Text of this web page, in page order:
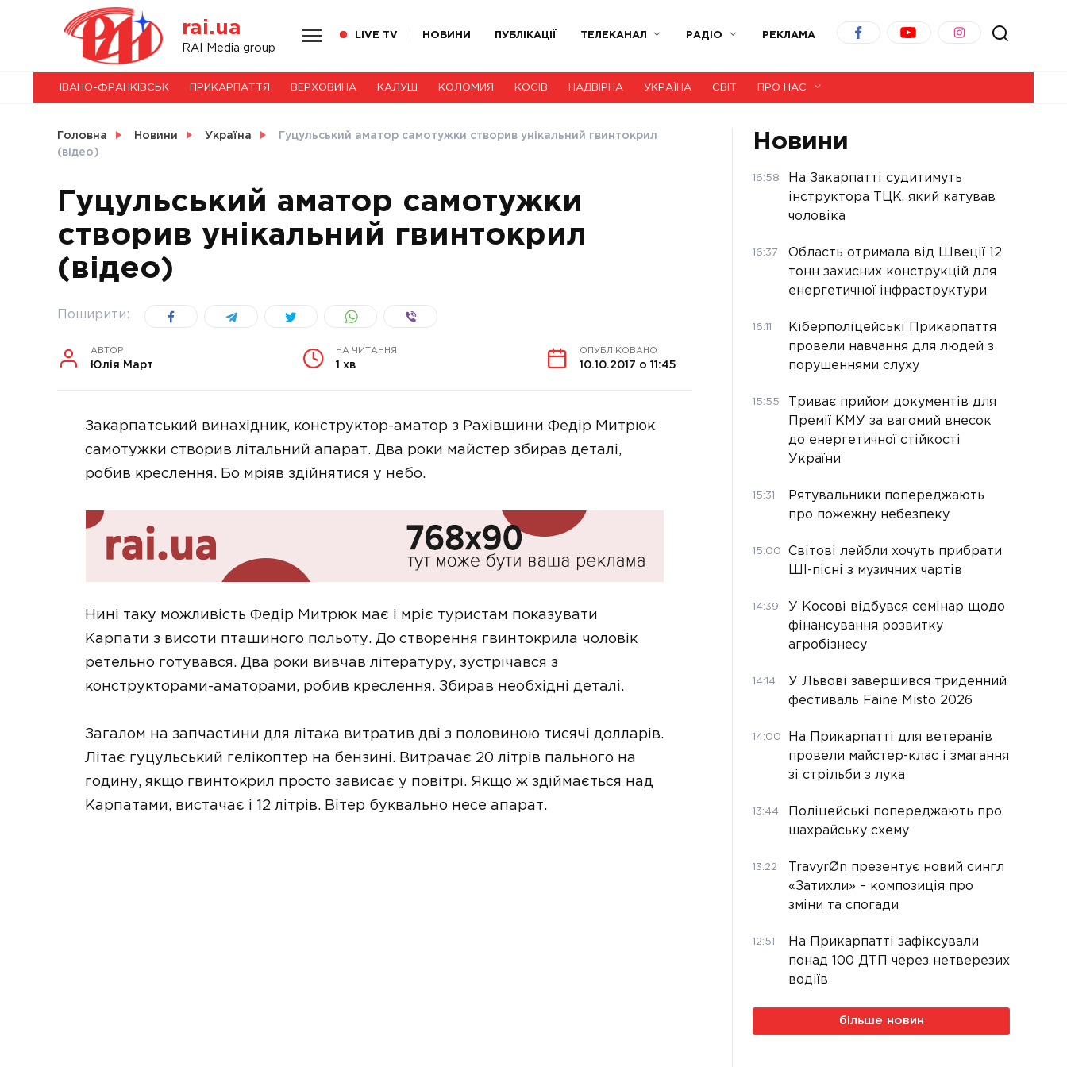
rai.ua
RAI Media group
LIVE TV НОВИНИ ПУБЛІКАЦІЇ ТЕЛЕКАНАЛ РАДІО РЕКЛАМА
НОВИНИ
СВІТ
УКРАЇНА
ІВАНО-ФРАНКІВСЬК ПРИКАРПАТТЯ ВЕРХОВИНА КАЛУШ КОЛОМИЯ КОСІВ НАДВІРНА УКРАЇНА СВІТ ПРО НАС
Головна Новини Україна
Гуцульський аматор самотужки створив унікальний гвинтокрил
(відео)
Гуцульський аматор самотужки
створив унікальний гвинтокрил
(відео)
Поширити:
АВТОР
Юлія Март
НА ЧИТАННЯ
1 хв
ОПУБЛІКОВАНО
10.10.2017 о 11:45
Закарпатський винахідник, конструктор-аматор з Рахівщини Федір Митрюк
самотужки створив літальний апарат. Два роки майстер збирав деталі,
робив креслення. Бо мріяв здійнятися у небо.
Нині таку можливість Федір Митрюк має і мріє туристам показувати
Карпати з висоти пташиного польоту. До створення гвинтокрила чоловік
ретельно готувався. Два роки вивчав літературу, зустрічався з
конструкторами-аматорами, робив креслення. Збирав необхідні деталі.
Загалом на запчастини для літака витратив дві з половиною тисячі долларів.
Літає гуцульський гелікоптер на бензині. Витрачає 20 літрів пального на
годину, якщо гвинтокрил просто зависає у повітрі. Якщо ж здіймається над
Карпатами, вистачає і 12 літрів. Вітер буквально несе апарат.
Новини
16:58
На Закарпатті судитимуть
інструктора ТЦК, який катував
чоловіка
16:37
Область отримала від Швеції 12
тонн захисних конструкцій для
енергетичної інфраструктури
16:11
Кіберполіцейські Прикарпаття
провели навчання для людей з
порушеннями слуху
15:55
Триває прийом документів для
Премії КМУ за вагомий внесок
до енергетичної стійкості
України
15:31
Рятувальники попереджають
про пожежну небезпеку
15:00
Світові лейбли хочуть прибрати
ШІ-пісні з музичних чартів
14:39
У Косові відбувся семінар щодо
фінансування розвитку
агробізнесу
14:14
У Львові завершився триденний
фестиваль Faine Misto 2026
14:00
На Прикарпатті для ветеранів
провели майстер-клас і змагання
зі стрільби з лука
13:44
Поліцейські попереджають про
шахрайську схему
13:22
TravyrØn презентує новий сингл
«Затихли» – композиція про
зміни та спогади
12:51
На Прикарпатті зафіксували
понад 100 ДТП через нетверезих
водіїв
більше новин